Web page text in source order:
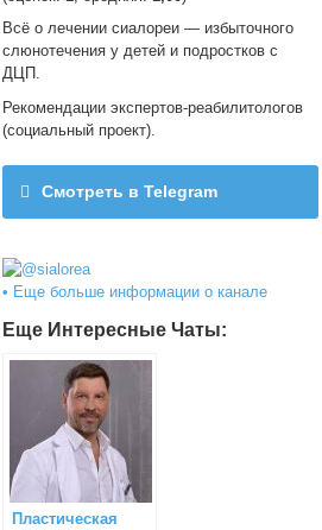
Всё о лечении сиалореи — избыточного
слюнотечения у детей и подростков с
ДЦП.
Рекомендации экспертов-реабилитологов
(социальный проект).
Смотреть в Telegram
• Еще больше информации о канале
Еще Интересные Чаты:
Пластическая